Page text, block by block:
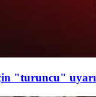
"turuncu" uyarı